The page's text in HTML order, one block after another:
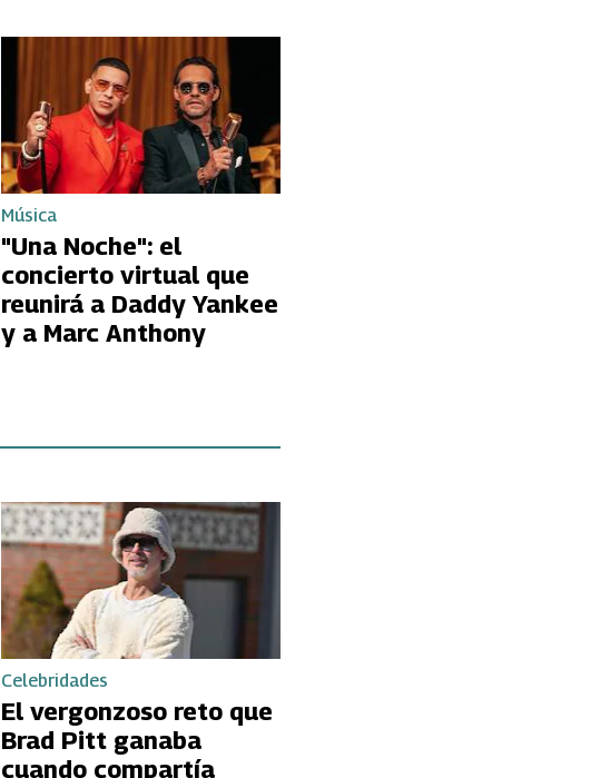
Música
"Una Noche": el
concierto virtual que
reunirá a Daddy Yankee
y a Marc Anthony
Celebridades
El vergonzoso reto que
Brad Pitt ganaba
cuando compartía